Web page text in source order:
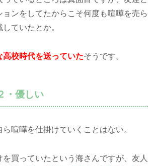
ンをしてたからこそ何度も喧嘩を売ら
ていたとか。
高校時代を送っていたそうです。
・優しい
喧嘩を仕掛けていくことはない。
買っていたという海さんですが、友人